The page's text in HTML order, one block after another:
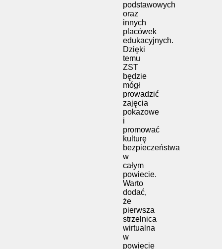
podstawowych
oraz
innych
placówek
edukacyjnych.
Dzięki
temu
ZST
będzie
mógł
prowadzić
zajęcia
pokazowe
i
promować
kulturę
bezpieczeństwa
w
całym
powiecie.
Warto
dodać,
że
pierwsza
strzelnica
wirtualna
w
powiecie